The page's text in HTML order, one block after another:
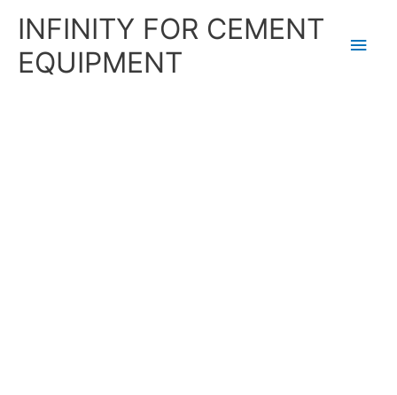
INFINITY FOR CEMENT
EQUIPMENT